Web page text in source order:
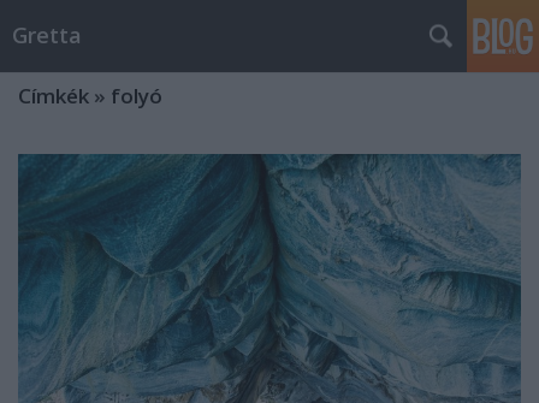
Gretta
Címkék » folyó